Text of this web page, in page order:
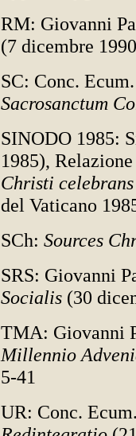
RM: Giovanni
(7 dicembre
SC: Conc.
Sacrosanctum
SINODO 1985:
1985),
Christi
del Vaticano
SCh: Sources
SRS: Giovanni
Socialis (30
TMA: Giovanni
Millennio
5-41
UR: Conc.